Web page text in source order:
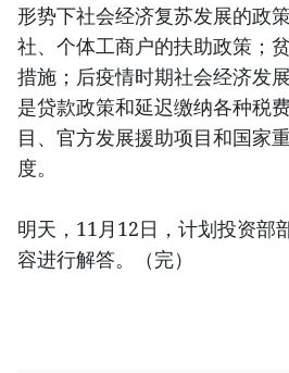
形势下社会经济复苏发展的政
社、个体工商户的扶助政策；
措施；后疫情时期社会经济发
是贷款政策和延迟缴纳各种税
目、官方发展援助项目和国家
度。
明天，11月12日，计划投资部
容进行解答。（完）